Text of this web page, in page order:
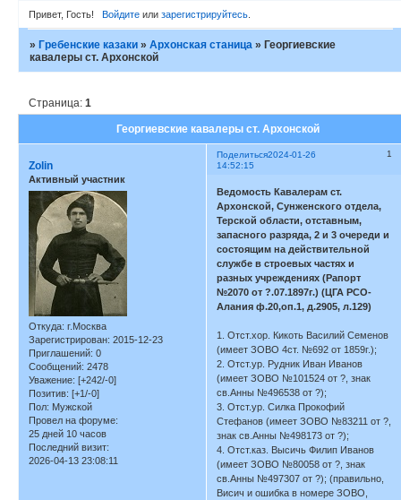
Привет, Гость! Войдитеили зарегистрируйтесь.
»Гребенские казаки »Архонская станица »Георгиевские
кавалеры ст. Архонской
Георгиевские кавалеры ст. Архонской
Страница:1
Поделиться 1
2024-01-26
14:52:15
Zolin
Активный участник
Откуда: г.Москва
Зарегистрирован: 2015-12-23
Приглашений: 0
Сообщений: 2478
Уважение: [+242/-0]
Позитив: [+1/-0]
Пол: Мужской
Провел на форуме:
25 дней 10 часов
Последний визит:
2026-04-13 23:08:11
Ведомость Кавалерам ст.
Архонской, Сунженского отдела,
Терской области, отставным,
запасного разряда, 2 и 3 очереди и
состоящим на действительной
службе в строевых частях и
разных учреждениях (Рапорт
№2070 от ?.07.1897г.) (ЦГА РСО-
Алания ф.20,оп.1, д.2905, л.129)
1. Отст.хор. Кикоть Василий Семенов
(имеет ЗОВО 4ст. №692 от 1859г.);
2. Отст.ур. Рудник Иван Иванов
(имеет ЗОВО №101524 от ?, знак
св.Анны №496538 от ?);
3. Отст.ур. Силка Прокофий
Стефанов (имеет ЗОВО №83211 от ?,
знак св.Анны №498173 от ?);
4. Отст.каз. Высичь Филип Иванов
(имеет ЗОВО №80058 от ?, знак
св.Анны №497307 от ?); (правильно,
Висич и ошибка в номере ЗОВО,